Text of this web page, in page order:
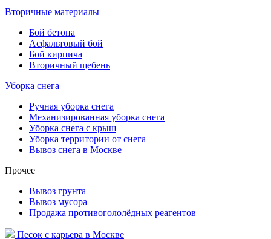
Вторичные материалы
Бой бетона
Асфальтовый бой
Бой кирпича
Вторичный щебень
Уборка снега
Ручная уборка снега
Механизированная уборка снега
Уборка снега с крыш
Уборка территории от снега
Вывоз снега в Москве
Прочее
Вывоз грунта
Вывоз мусора
Продажа противогололёдных реагентов
Песок с карьера в Москве